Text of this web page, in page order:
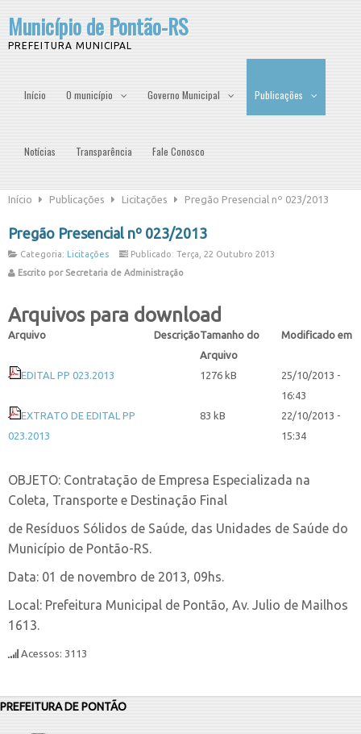
Município de Pontão-RS
PREFEITURA MUNICIPAL
Início O município Governo Municipal Publicações
Notícias Transparência Fale Conosco
Início Publicações Licitações Pregão Presencial nº 023/2013
Pregão Presencial nº 023/2013
Categoria: Licitações
Publicado: Terça, 22 Outubro 2013
Escrito por Secretaria de Administração
Arquivos para download
Arquivo DescriçãoTamanho do
Arquivo
Modificado em
EDITAL PP 023.2013 1276 kB
25/10/2013 -
16:43
EXTRATO DE EDITAL PP
023.2013
83 kB
22/10/2013 -
15:34
OBJETO: Contratação de Empresa Especializada na
Coleta, Transporte e Destinação Final
de Resíduos Sólidos de Saúde, das Unidades de Saúde do
Município de Pontão-RS.
Data: 01 de novembro de 2013, 09hs.
Local: Prefeitura Municipal de Pontão, Av. Julio de Mailhos
1613.
Acessos: 3113
PREFEITURA DE PONTÃO